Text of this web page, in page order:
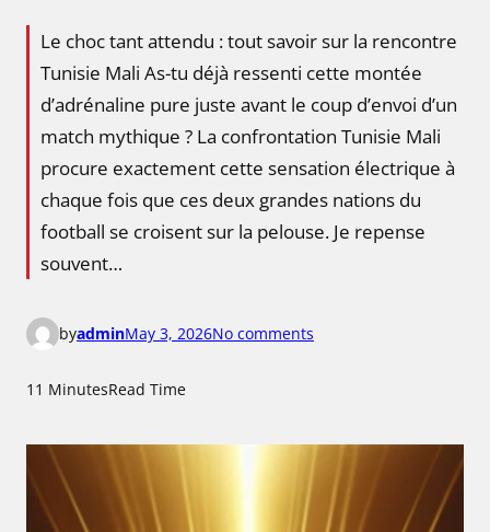
Le choc tant attendu : tout savoir sur la rencontre
Tunisie Mali As-tu déjà ressenti cette montée
d’adrénaline pure juste avant le coup d’envoi d’un
match mythique ? La confrontation Tunisie Mali
procure exactement cette sensation électrique à
chaque fois que ces deux grandes nations du
football se croisent sur la pelouse. Je repense
souvent…
byadminMay 3, 2026No comments
i
11 MinutesRead Time